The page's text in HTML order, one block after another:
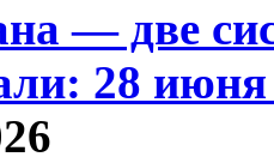
— две
28